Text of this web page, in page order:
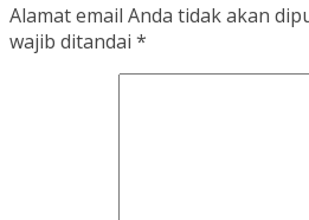
Alamat email Anda tidak akan
wajib ditandai *